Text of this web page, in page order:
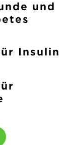
und
Insulin